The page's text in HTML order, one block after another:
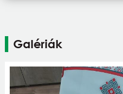
Galériák